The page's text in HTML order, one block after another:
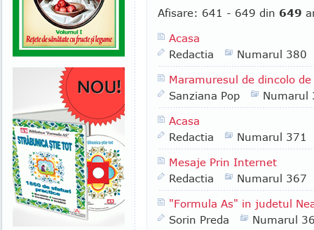
Afisare: 641 - 649 din 649
Acasa
Redactia
Numarul 380
Maramuresul de dincolo
Sanziana Pop
Numarul
Acasa
Redactia
Numarul 371
Mesaje Prin Internet
Redactia
Numarul 367
"Formula As" in judetul
Sorin Preda
Numarul